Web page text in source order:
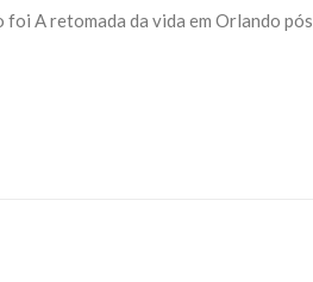
A retomada da vida em Orlando pós